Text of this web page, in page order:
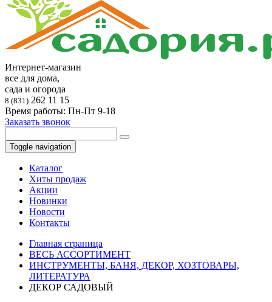
Интернет-магазин
все для дома,
сада и огорода
8 (831) 262 11 15
Время работы: Пн-Пт 9-18
Заказать звонок
Toggle navigation
Каталог
Хиты продаж
Акции
Новинки
Новости
Контакты
Главная страница
ВЕСЬ АССОРТИМЕНТ
ИНСТРУМЕНТЫ, БАНЯ, ДЕКОР, ХОЗТОВАРЫ,
ЛИТЕРАТУРА
ДЕКОР САДОВЫЙ